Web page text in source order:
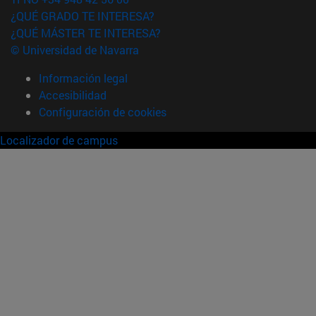
¿QUÉ GRADO TE INTERESA?
¿QUÉ MÁSTER TE INTERESA?
© Universidad de Navarra
Información legal
Accesibilidad
Configuración de cookies
Localizador de campus